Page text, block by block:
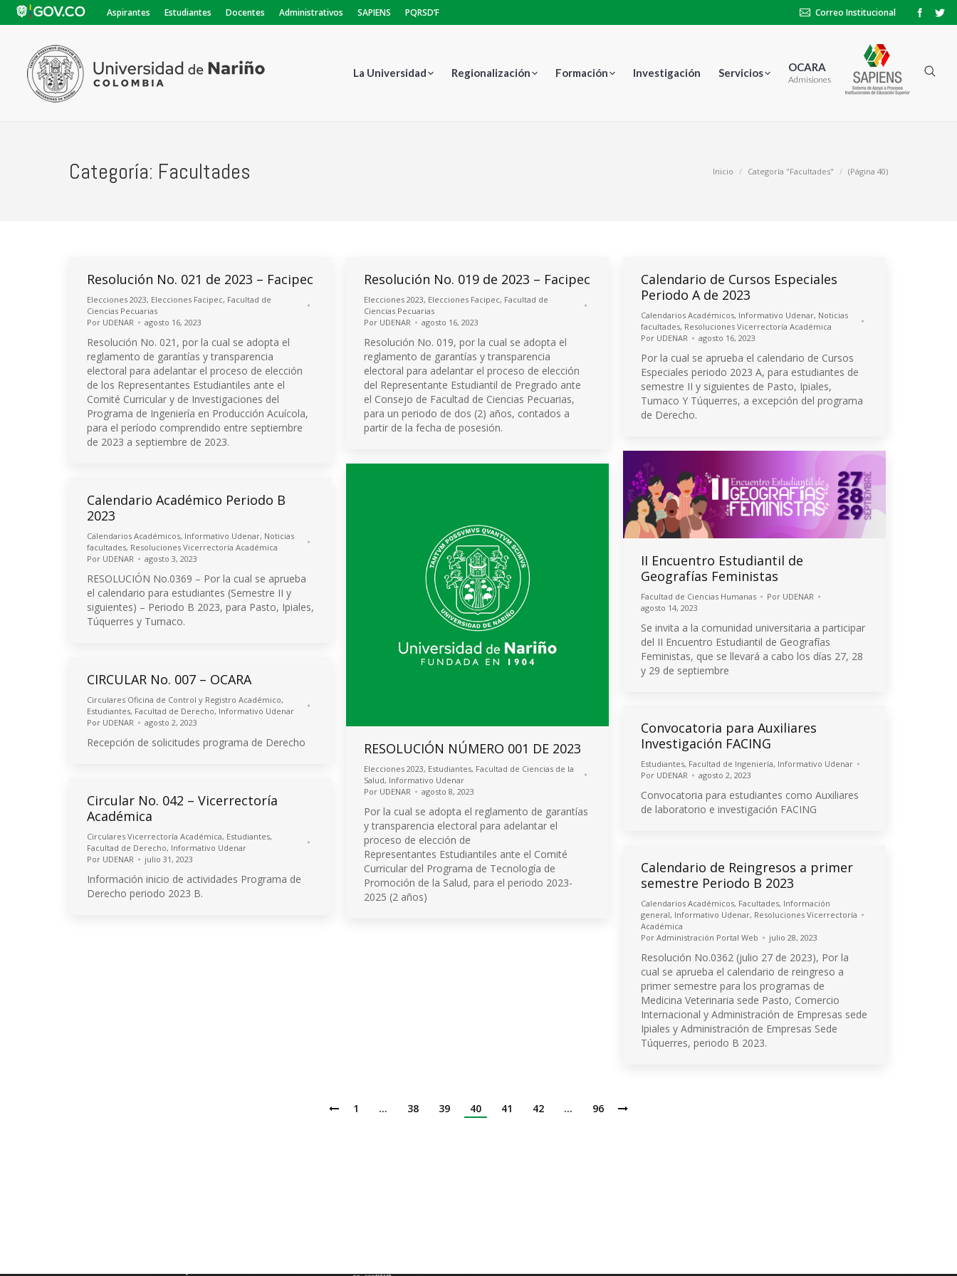
Aspirantes Estudiantes Docentes Administrativos SAPIENS PQRSD’F Correo Institucional
La Universidad Regionalización Formación Investigación Servicios OCARA
Admisiones
Categoría: Facultades Inicio Categoría "Facultades" (Página 40)
Resolución No. 021 de 2023 – Facipec
Elecciones 2023, Elecciones Facipec, Facultad de
Ciencias Pecuarias
Por UDENAR agosto 16, 2023
Resolución No. 021, por la cual se adopta el
reglamento de garantías y transparencia
electoral para adelantar el proceso de elección
de los Representantes Estudiantiles ante el
Comité Curricular y de Investigaciones del
Programa de Ingeniería en Producción Acuícola,
para el período comprendido entre septiembre
de 2023 a septiembre de 2023.
Resolución No. 019 de 2023 – Facipec
Elecciones 2023, Elecciones Facipec, Facultad de
Ciencias Pecuarias
Por UDENAR agosto 16, 2023
Resolución No. 019, por la cual se adopta el
reglamento de garantías y transparencia
electoral para adelantar el proceso de elección
del Representante Estudiantil de Pregrado ante
el Consejo de Facultad de Ciencias Pecuarias,
para un periodo de dos (2) años, contados a
partir de la fecha de posesión.
Calendario de Cursos Especiales
Periodo A de 2023
Calendarios Académicos, Informativo Udenar, Noticias
facultades, Resoluciones Vicerrectoría Académica
Por UDENAR agosto 16, 2023
Por la cual se aprueba el calendario de Cursos
Especiales periodo 2023 A, para estudiantes de
semestre II y siguientes de Pasto, Ipiales,
Tumaco Y Túquerres, a excepción del programa
de Derecho.
II Encuentro Estudiantil de
Geografías Feministas
Facultad de Ciencias Humanas Por UDENAR
agosto 14, 2023
Se invita a la comunidad universitaria a participar
del II Encuentro Estudiantil de Geografías
Feministas, que se llevará a cabo los días 27, 28
y 29 de septiembre
RESOLUCIÓN NÚMERO 001 DE 2023
Elecciones 2023, Estudiantes, Facultad de Ciencias de la
Salud, Informativo Udenar
Por UDENAR agosto 8, 2023
Por la cual se adopta el reglamento de garantías
y transparencia electoral para adelantar el
proceso de elección de
Representantes Estudiantiles ante el Comité
Curricular del Programa de Tecnología de
Promoción de la Salud, para el periodo 2023-
2025 (2 años)
Calendario Académico Periodo B
2023
Calendarios Académicos, Informativo Udenar, Noticias
facultades, Resoluciones Vicerrectoría Académica
Por UDENAR agosto 3, 2023
RESOLUCIÓN No.0369 – Por la cual se aprueba
el calendario para estudiantes (Semestre II y
siguientes) – Periodo B 2023, para Pasto, Ipiales,
Túquerres y Tumaco.
CIRCULAR No. 007 – OCARA
Circulares Oficina de Control y Registro Académico,
Estudiantes, Facultad de Derecho, Informativo Udenar
Por UDENAR agosto 2, 2023
Recepción de solicitudes programa de Derecho
Convocatoria para Auxiliares
Investigación FACING
Estudiantes, Facultad de Ingeniería, Informativo Udenar
Por UDENAR agosto 2, 2023
Convocatoria para estudiantes como Auxiliares
de laboratorio e investigación FACING
Circular No. 042 – Vicerrectoría
Académica
Circulares Vicerrectoría Académica, Estudiantes,
Facultad de Derecho, Informativo Udenar
Por UDENAR julio 31, 2023
Información inicio de actividades Programa de
Derecho periodo 2023 B.
Calendario de Reingresos a primer
semestre Periodo B 2023
Calendarios Académicos, Facultades, Información
general, Informativo Udenar, Resoluciones Vicerrectoría
Académica
Por Administración Portal Web julio 28, 2023
Resolución No.0362 (julio 27 de 2023), Por la
cual se aprueba el calendario de reingreso a
primer semestre para los programas de
Medicina Veterinaria sede Pasto, Comercio
Internacional y Administración de Empresas sede
Ipiales y Administración de Empresas Sede
Túquerres, periodo B 2023.
1 … 38 39 40 41 42 … 96